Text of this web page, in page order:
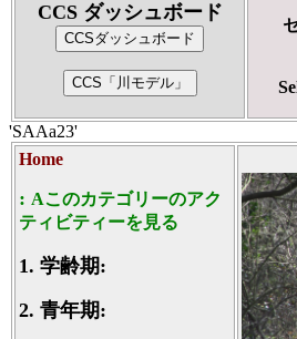
CCS ダッシュボード
'SAAa23'
Home
: Aこのカテゴリーのアク
ティビティーを見る
1. 学齢期:
2. 青年期: